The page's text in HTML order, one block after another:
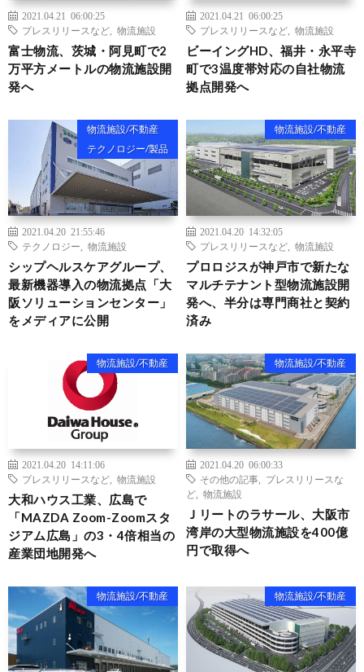
2021.04.21 06:00:25
プレスリリースなど
物流施設
富士物流、茨城・阿見町で2
万平方メートルの物流施設開
発へ
2021.04.21 06:00:25
プレスリリースなど
物流施設
ビーイングHD、福井・永平寺
町で3温度帯対応の自社物流
拠点開発へ
物流施設/不動産
テクノロジー/製品
2021.04.20 21:55:46
テクノロジー
物流施設
シップヘルスケアグループ、
最新機器導入の物流拠点「大
阪ソリューションセンター」
をメディアに公開
物流施設/不動産
2021.04.20 14:32:05
プレスリリースなど
物流施設
プロロジスが神戸市で新たな
マルチテナント型物流施設開
発へ、半分は専門商社と契約
済み
物流施設/不動産
2021.04.20 14:11:06
プレスリリースなど
物流施設
大和ハウス工業、広島で
「MAZDA Zoom-Zoomスタ
ジアム広島」の3・4倍相当の
産業団地開発へ
物流施設/不動産
2021.04.20 06:00:33
その他の記事
プレスリリースな
ど
物流施設
Ｊリートのラサール、大阪市
湾岸の大型物流施設を400億
円で取得へ
物流施設/不動産 物流施設/不動産